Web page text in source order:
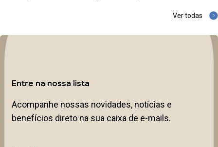
Ver todas
Entre na nossa lista
Acompanhe nossas novidades, notícias e
benefícios direto na sua caixa de e-mails.